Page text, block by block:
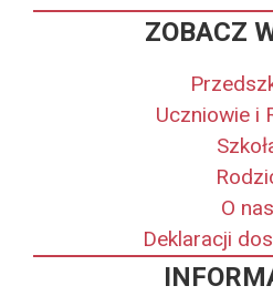
ZOBACZ
Uczniowie i
O nas
Deklaracji